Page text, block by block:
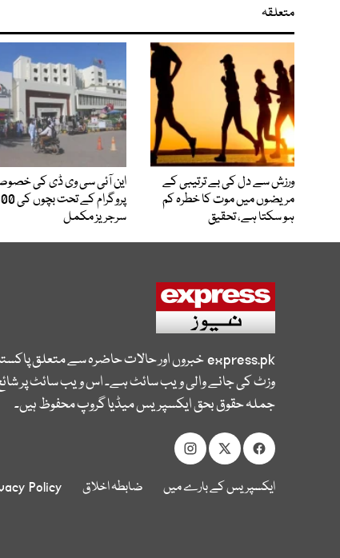
متعلقہ
ورزش سے دل کی بے ترتیبی کے
مریضوں میں موت کا خطرہ کم
ہو سکتا ہے، تحقیق
این آئی سی وی ڈی کی
پروگرام کے تحت
سرجریز مکمل
express.pkخبروں اور حالات حاضرہ سے متعلق
وزٹ کی جانے والی ویب سائٹ ہے۔ اس ویب سائٹ پر
جملہ حقوق بحق ایکسپریس میڈیا گروپ محفوظ ہیں۔
ایکسپریس کے بارے میں ضابطہ اخلاق Policy